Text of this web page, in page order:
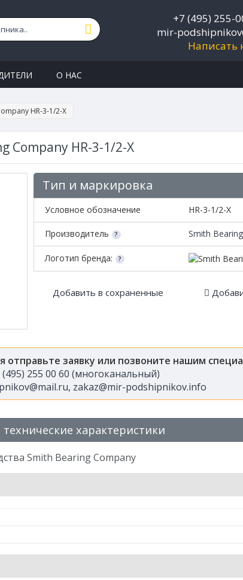
+7 (495) 255-
mir-
Написать
О НАС
HR-3-1/2-X
Company HR-3-1/2-X
Тип и маркировка
Условное обозначение HR-3-1/2-X
Производитель Smith
Логотип бренда:
Добавить в сохраненные
отправьте заявку или позвоните нашим
(495) 255 00 60 (многоканальный)
, zakaz@mir-podshipnikov.info
характеристики
Smith Bearing Company